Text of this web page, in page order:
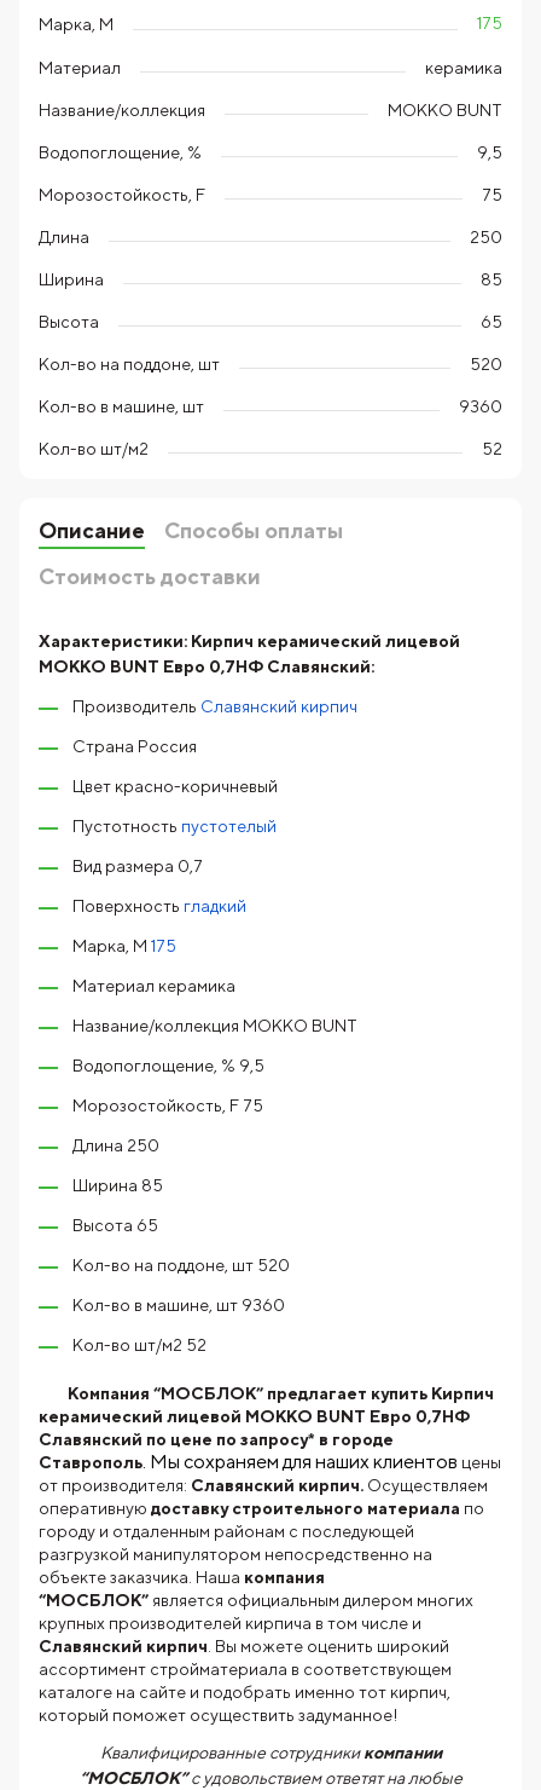
Марка, М 175
Материал керамика
Название/коллекция МОККО BUNT
Водопоглощение, % 9,5
Морозостойкость, F 75
Длина 250
Ширина 85
Высота 65
Кол-во на поддоне, шт 520
Кол-во в машине, шт 9360
Кол-во шт/м2 52
Описание
Способы оплаты
Стоимость доставки
Характеристики: Кирпич керамический лицевой
МОККО BUNT Евро 0,7НФ Славянский:
Производитель Славянский кирпич
Страна Россия
Цвет красно-коричневый
Пустотность пустотелый
Вид размера 0,7
Поверхность гладкий
Марка, М 175
Материал керамика
Название/коллекция МОККО BUNT
Водопоглощение, % 9,5
Морозостойкость, F 75
Длина 250
Ширина 85
Высота 65
Кол-во на поддоне, шт 520
Кол-во в машине, шт 9360
Кол-во шт/м2 52
Компания “МОСБЛОК” предлагает купить Кирпич
керамический лицевой МОККО BUNT Евро 0,7НФ
Славянский по цене по запросу* в городе
Ставрополь. Мы сохраняем для наших клиентов цены
от производителя: Славянский кирпич. Осуществляем
оперативную доставку строительного материала по
городу и отдаленным районам с последующей
разгрузкой манипулятором непосредственно на
объекте заказчика. Наша компания
“МОСБЛОК” является официальным дилером многих
крупных производителей кирпича в том числе и
Славянский кирпич. Вы можете оценить широкий
ассортимент стройматериала в соответствующем
каталоге на сайте и подобрать именно тот кирпич,
который поможет осуществить задуманное!
Квалифицированные сотрудникикомпании
“МОСБЛОК”с удовольствием ответят на любые